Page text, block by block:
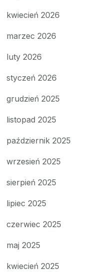
kwiecień 2026
marzec 2026
luty 2026
styczeń 2026
grudzień 2025
listopad 2025
październik 2025
wrzesień 2025
sierpień 2025
lipiec 2025
czerwiec 2025
maj 2025
kwiecień 2025